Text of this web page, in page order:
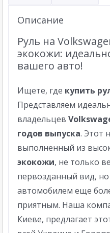
Описание
Руль на
экокожи:
вашего авто!
Ищете, где купить
Представляем
владельцев
годов выпуска. Этот
выполненный из
экокожи, не только
первозданный вид,
автомобилем еще
приятным. Наша
Киеве, предлагает